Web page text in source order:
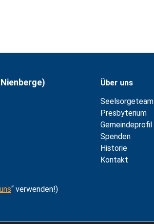
“ verwenden!)
Über uns
Seelsorgeteam
Presbyterium
Gemeindeprofil
Spenden
Historie
Kontakt